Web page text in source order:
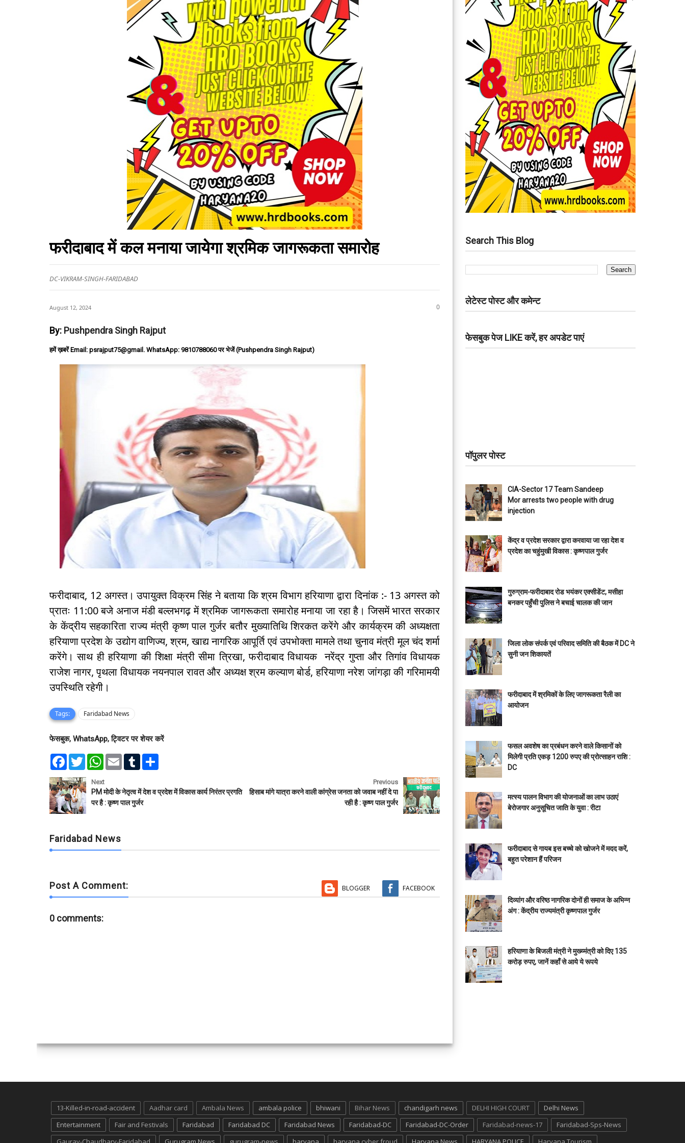
फरीदाबाद में कल मनाया जायेगा श्रमिक जागरूकता समारोह
DC-VIKRAM-SINGH-FARIDABAD
August 12, 2024 0
By: Pushpendra Singh Rajput
हमें ख़बरें Email: psrajput75@gmail. WhatsApp: 9810788060 पर भेजें (Pushpendra Singh Rajput)
फरीदाबाद, 12 अगस्त। उपायुक्त विक्रम सिंह ने बताया कि श्रम विभाग हरियाणा द्वारा दिनांक :- 13 अगस्त को
प्रातः 11:00 बजे अनाज मंडी बल्लभगढ़ में श्रमिक जागरूकता समारोह मनाया जा रहा है। जिसमें भारत सरकार
के केंद्रीय सहकारिता राज्य मंत्री कृष्ण पाल गुर्जर बतौर मुख्यातिथि शिरकत करेंगे और कार्यक्रम की अध्यक्षता
हरियाणा प्रदेश के उद्योग वाणिज्य, श्रम, खाद्य नागरिक आपूर्ति एवं उपभोक्ता मामले तथा चुनाव मंत्री मूल चंद शर्मा
करेंगे। साथ ही हरियाणा की शिक्षा मंत्री सीमा त्रिखा, फरीदाबाद विधायक नरेंद्र गुप्ता और तिगांव विधायक
राजेश नागर, पृथला विधायक नयनपाल रावत और अध्यक्ष श्रम कल्याण बोर्ड, हरियाणा नरेश जांगड़ा की गरिमामयी
उपस्थिति रहेगी।
Tags: Faridabad News
फेसबुक, WhatsApp, ट्विटर पर शेयर करें
F
e
b
o
o
k
T
w
t
t
e
r
W
t
s
A
p
E
l
T
l
r
e
Next
PM मोदी के नेतृत्व में देश व प्रदेश में विकास कार्य निरंतर प्रगति
पर है : कृष्ण पाल गुर्जर
Previous
हिसाब मांगे यात्रा करने वाली कांग्रेस जनता को जवाब नहीं दे पा
रही है : कृष्ण पाल गुर्जर
Faridabad News
Post A Comment: BLOGGER FACEBOOK
0 comments:
Search This Blog
लेटेस्ट पोस्ट और कमेन्ट
फेसबुक पेज LIKE करें, हर अपडेट पाएं
पॉपुलर पोस्ट
CIA-Sector 17 Team Sandeep
Mor arrests two people with drug
injection
केंद्र व प्रदेश सरकार द्वारा करवाया जा रहा देश व
प्रदेश का चहुंमुखी विकास : कृष्णपाल गुर्जर
गुरुग्राम-फरीदाबाद रोड भयंकर एक्सीडेंट, मसीहा
बनकर पहुँची पुलिस ने बचाई चालक की जान
जिला लोक संपर्क एवं परिवाद समिति की बैठक में DC ने
सुनी जन शिकायतें
फरीदाबाद में श्रमिकों के लिए जागरूकता रैली का
आयोजन
फसल अवशेष का प्रबंधन करने वाले किसानों को
मिलेगी प्रति एकड़ 1200 रुपए की प्रोत्साहन राशि :
DC
मत्स्य पालन विभाग की योजनाओं का लाभ उठाएं
बेरोजगार अनुसूचित जाति के युवा : रीटा
फरीदाबाद से गायब इस बच्चे को खोजने में मदद करें,
बहुत परेशान हैं परिजन
दिव्यांग और वरिष्ठ नागरिक दोनों ही समाज के अभिन्न
अंग : केंद्रीय राज्यमंत्री कृष्णपाल गुर्जर
हरियाणा के बिजली मंत्री ने मुख्य्मंत्री को दिए 135
करोड़ रुपए, जानें कहाँ से आये ये रूपये
13-Killed-in-road-accident Aadhar card Ambala News ambala police bhiwani Bihar News chandigarh news DELHI HIGH COURT
Delhi News
Entertainment
Fair and Festivals Faridabad Faridabad DC Faridabad News Faridabad-DC Faridabad-DC-Order Faridabad-news-17
Faridabad-Sps-News